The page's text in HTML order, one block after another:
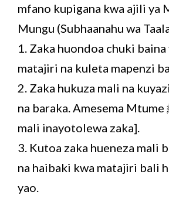
mfano kupigana kwa ajili ya
Mungu (Subhaanahu wa
1. Zaka huondoa chuki baina
matajiri na kuleta mapenzi
2. Zaka hukuza mali na
na baraka. Amesema Mtume ﷺ: [Haipungui
mali inayotolewa zaka].
3. Kutoa zaka hueneza mali
na haibaki kwa matajiri bali
yao.